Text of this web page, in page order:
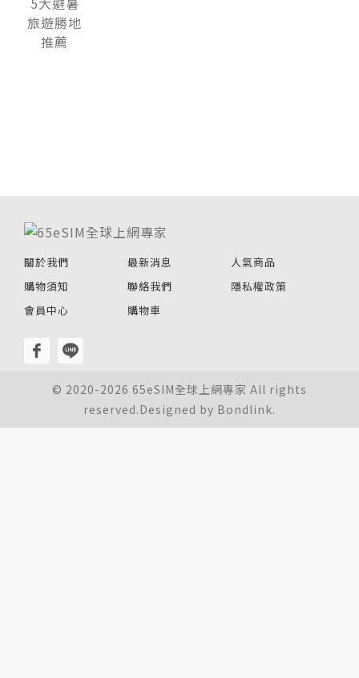
關於我們 最新消息
人氣商品
購物須知
聯絡我們
隱私權政策
會員中心
購物車
© 2020-2026 65eSIM全球上網專家 All rights
reserved.Designed by Bondlink.